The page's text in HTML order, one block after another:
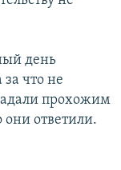
день
что не
прохожим
они ответили.